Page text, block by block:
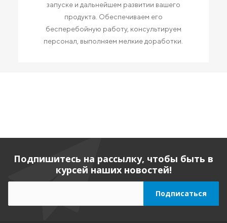
запуске и дальнейшем развитии вашего
продукта. Обеспечиваем его
бесперебойную работу, консультируем
персонал, выполняем мелкие доработки.
Подпишитесь на рассылку, чтобы быть в
курсей наших новостей!